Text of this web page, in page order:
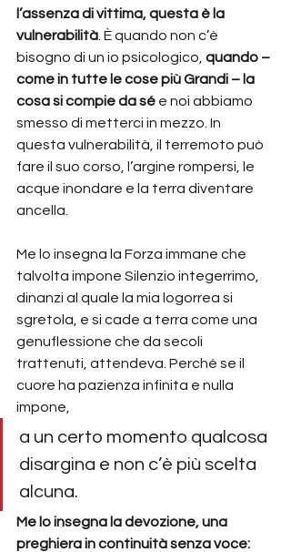
l’assenza di vittima, questa è la
vulnerabilità . È quando non c’è
bisogno di un io psicologico, quando –
come in tutte le cose più Grandi – la
cosa si compie da sé e noi abbiamo
smesso di metterci in mezzo. In
questa vulnerabilità, il terremoto può
fare il suo corso, l’argine rompersi, le
acque inondare e la terra diventare
ancella.
Me lo insegna la Forza immane che
talvolta impone Silenzio integerrimo,
dinanzi al quale la mia logorrea si
sgretola, e si cade a terra come una
genuflessione che da secoli
trattenuti, attendeva. Perché se il
cuore ha pazienza infinita e nulla
impone,
a un certo momento qualcosa
disargina e non c’è più scelta
alcuna.
Me lo insegna la devozione, una
preghiera in continuità senza voce: